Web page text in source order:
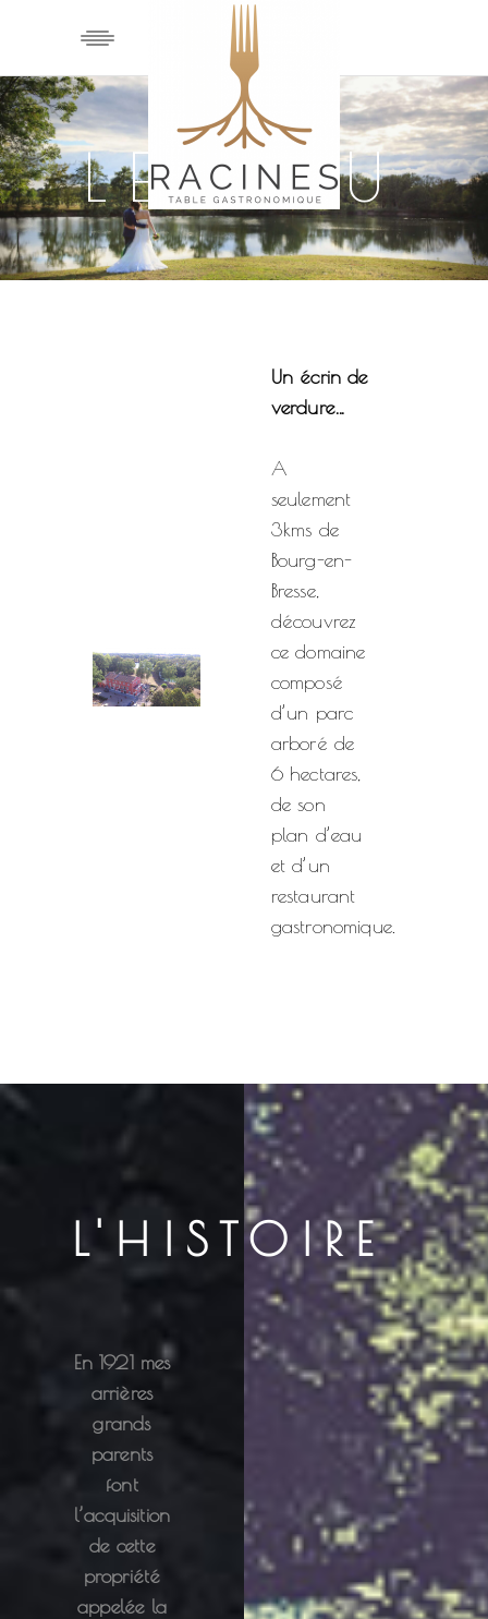
LE LIEU
Un écrin de
verdure…
A
seulement
3kms de
Bourg-en-
Bresse,
découvrez
ce domaine
composé
d’un parc
arboré de
6 hectares,
de son
plan d’eau
et d’un
restaurant
gastronomique.
L'HISTOIRE
En 1921 mes
arrières
grands
parents
font
l’acquisition
de cette
propriété
appelée la